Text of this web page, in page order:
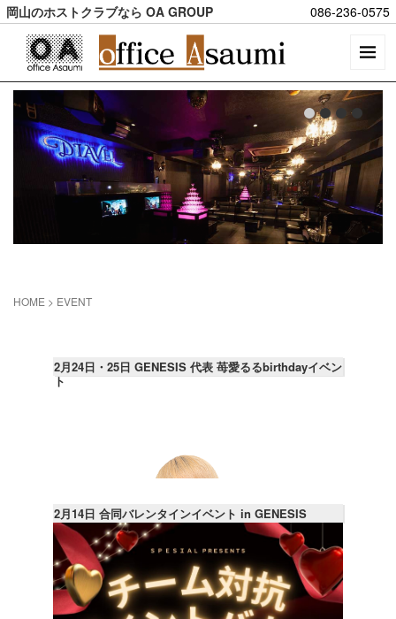
岡山のホストクラブなら OA GROUP 086-236-0575
HOME > EVENT
2月24日・25日 GENESIS 代表 苺愛るるbirthdayイベン
ト
2月14日 合同バレンタインイベント in GENESIS